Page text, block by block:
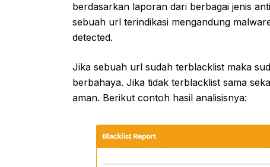
berdasarkan laporan dari berbagai jenis
sebuah url terindikasi mengandung
detected.
Jika sebuah url sudah terblacklist maka
berbahaya. Jika tidak terblacklist sama
aman. Berikut contoh hasil analisisnya: